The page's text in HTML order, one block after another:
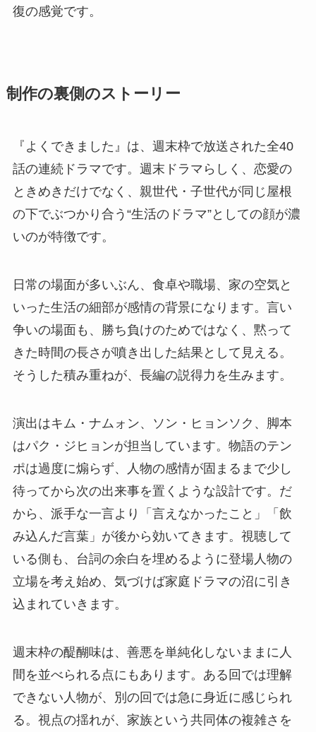
復の感覚です。
制作の裏側のストーリー
『よくできました』は、週末枠で放送された全40
話の連続ドラマです。週末ドラマらしく、恋愛の
ときめきだけでなく、親世代・子世代が同じ屋根
の下でぶつかり合う“生活のドラマ”としての顔が濃
いのが特徴です。
日常の場面が多いぶん、食卓や職場、家の空気と
いった生活の細部が感情の背景になります。言い
争いの場面も、勝ち負けのためではなく、黙って
きた時間の長さが噴き出した結果として見える。
そうした積み重ねが、長編の説得力を生みます。
演出はキム・ナムォン、ソン・ヒョンソク、脚本
はパク・ジヒョンが担当しています。物語のテン
ポは過度に煽らず、人物の感情が固まるまで少し
待ってから次の出来事を置くような設計です。だ
から、派手な一言より「言えなかったこと」「飲
み込んだ言葉」が後から効いてきます。視聴して
いる側も、台詞の余白を埋めるように登場人物の
立場を考え始め、気づけば家庭ドラマの沼に引き
込まれていきます。
週末枠の醍醐味は、善悪を単純化しないままに人
間を並べられる点にもあります。ある回では理解
できない人物が、別の回では急に身近に感じられ
る。視点の揺れが、家族という共同体の複雑さを